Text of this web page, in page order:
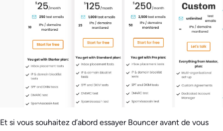
Et si vous souhaitez d’abord essayer Bouncer avant de vous